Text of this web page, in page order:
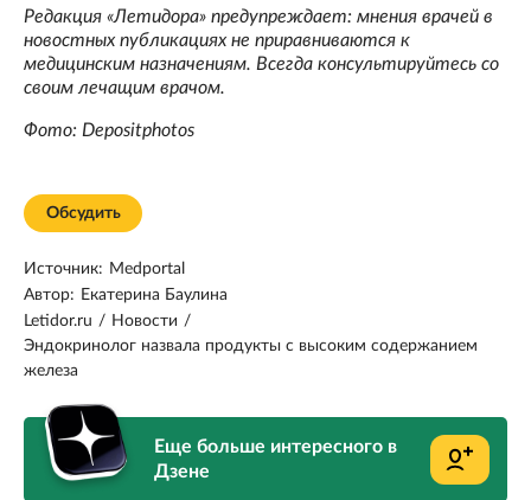
Редакция «Летидора» предупреждает: мнения врачей в
новостных публикациях не приравниваются к
медицинским назначениям. Всегда консультируйтесь со
своим лечащим врачом.
Фото: Depositphotos
Обсудить
Источник: Medportal
Автор: Екатерина Баулина
Letidor.ru / Новости /
Эндокринолог назвала продукты с высоким содержанием
железа
Еще больше интересного в
Дзене